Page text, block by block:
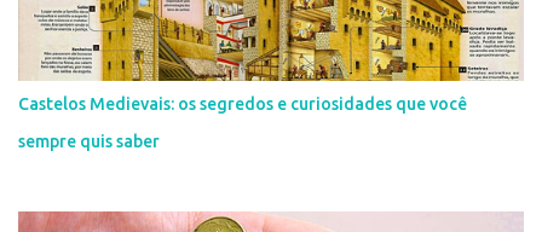
Castelos Medievais: os segredos e curiosidades que você
sempre quis saber